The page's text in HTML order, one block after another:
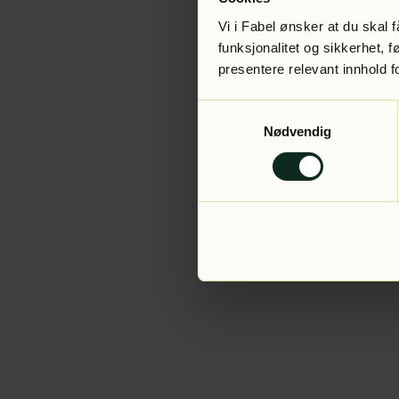
Vi i Fabel ønsker at du skal
funksjonalitet og sikkerhet,
presentere relevant innhold
Nødvendig
Application